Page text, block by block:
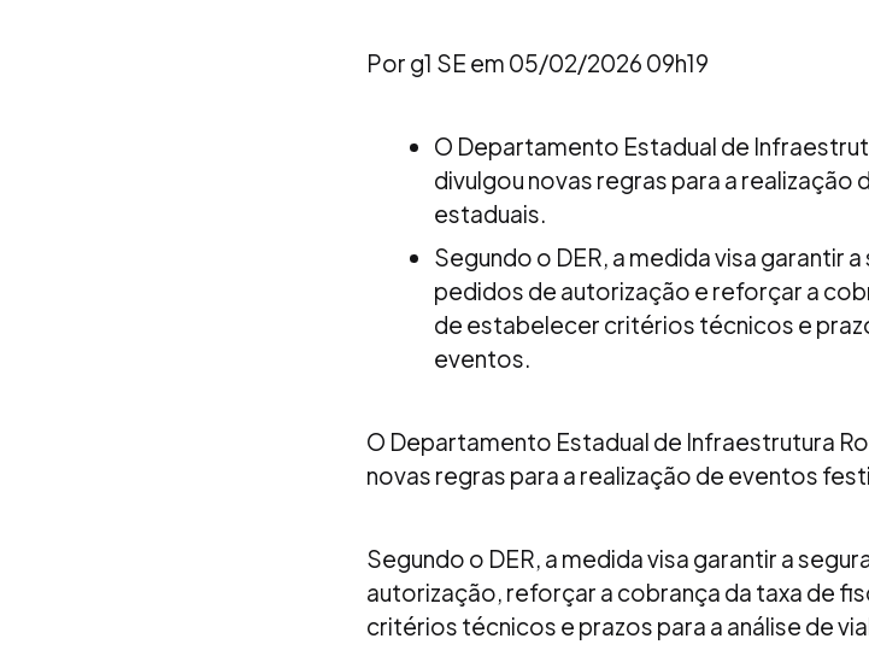
Por g1 SE em 05/02/2026 09h19
O Departamento Estadual de
divulgou novas regras para a
estaduais.
Segundo o DER, a medida visa garantir
pedidos de autorização e reforçar a
de estabelecer critérios técnicos e
eventos.
O Departamento Estadual de Infraestrutura
novas regras para a realização de eventos
Segundo o DER, a medida visa garantir a
autorização, reforçar a cobrança da taxa de
critérios técnicos e prazos para a análise de